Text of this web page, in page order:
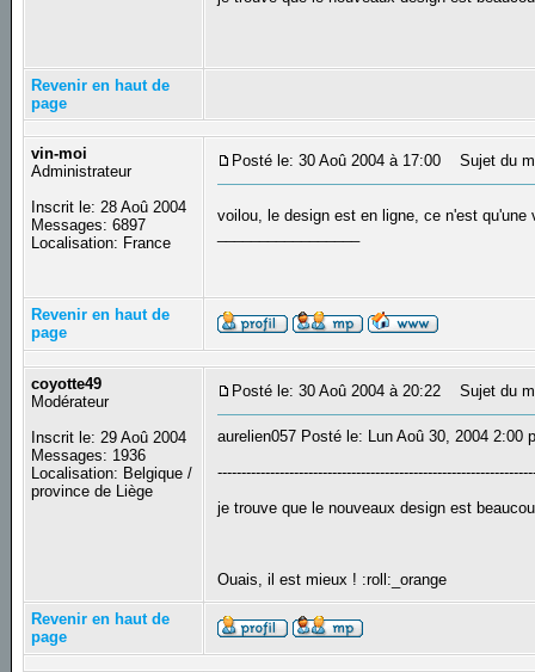
Revenir en haut de
page
vin-moi
Administrateur
Inscrit le: 28 Aoû 2004
Messages: 6897
Localisation: France
Posté le: 30 Aoû 2004 à 17:00 Sujet du
voilou, le design est en ligne, ce n'est
Revenir en haut de
page
coyotte49
Modérateur
Inscrit le: 29 Aoû 2004
Messages: 1936
Localisation: Belgique /
province de Liège
Posté le: 30 Aoû 2004 à 20:22 Sujet du
aurelien057 Posté le: Lun Aoû 30, 2004 2:00
je trouve que le nouveaux design est
Ouais, il est mieux ! :roll:_orange
Revenir en haut de
page